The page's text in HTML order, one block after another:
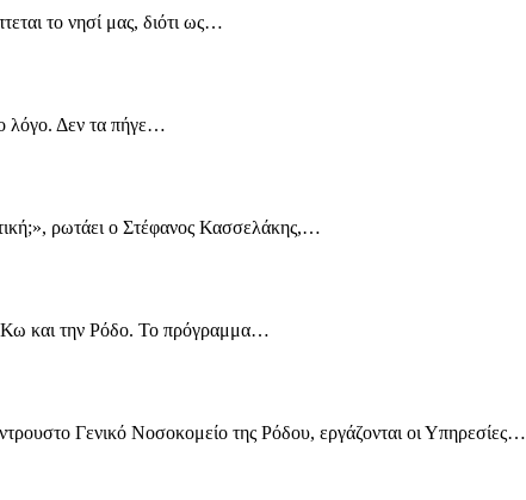
το νησί μας, διότι ως…
λόγο. Δεν τα πήγε…
ρωτάει ο Στέφανος Κασσελάκης,…
Κω και την Ρόδο. Το πρόγραμμα…
Γενικό Νοσοκομείο της Ρόδου, εργάζονται οι Υπηρεσίες…